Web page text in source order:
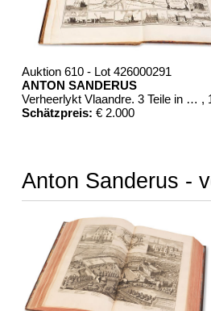
Auktion 610 - Lot 426000291
ANTON SANDERUS
Verheerlykt Vlaandre. 3 Teile in 2 Bänden. Dabei: Groot kerkelyk Toneel des Hertogdoms van Brabant ,
Schätzpreis: € 2.000
Anton Sanderus -